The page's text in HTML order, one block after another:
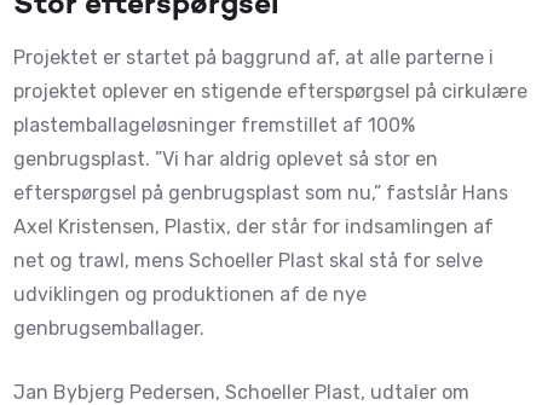
Projektet er startet på baggrund af, at alle parterne i
projektet oplever en stigende efterspørgsel på cirkulære
plastemballageløsninger fremstillet af 100%
genbrugsplast. ”Vi har aldrig oplevet så stor en
efterspørgsel på genbrugsplast som nu,” fastslår Hans
Axel Kristensen, Plastix, der står for indsamlingen af
net og trawl, mens Schoeller Plast skal stå for selve
udviklingen og produktionen af de nye
genbrugsemballager.
Jan Bybjerg Pedersen, Schoeller Plast, udtaler om